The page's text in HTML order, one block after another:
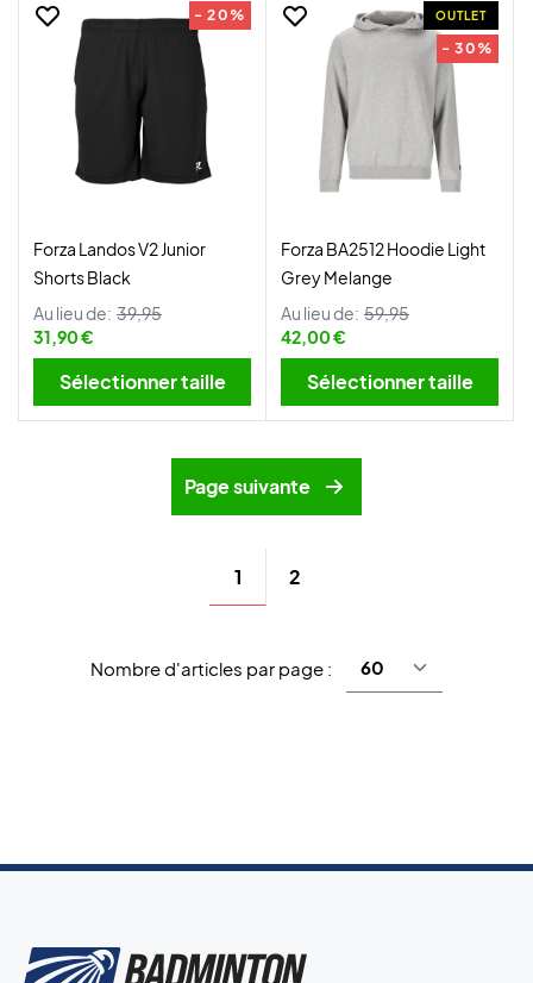
- 20%
Forza Landos V2 Junior
Shorts Black
Au lieu de: 39,95
31,90 €
Sélectionner taille
OUTLET
- 30%
Forza BA2512 Hoodie Light
Grey Melange
Au lieu de: 59,95
42,00 €
Sélectionner taille
Page suivante
1 2
Nombre d'articles par page :